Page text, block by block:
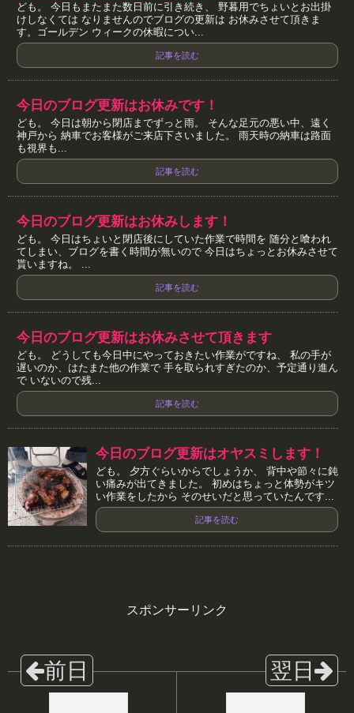
ども。 今日もまたまた数日前に引き続き、 野暮用でちょいとお出掛
けしなくては なりませんのでブログの更新は お休みさせて頂きま
す。ゴールデン ウィークの休暇につい...
記事を読む
今日のブログ更新はお休みです！
ども。 今日は朝から閉店までずっと雨。 そんな足元の悪い中、遠く
神戸から 納車でお客様がご来店下さいました。 雨天時の納車は路面
も視界も...
記事を読む
今日のブログ更新はお休みします！
ども。 今日はちょいと閉店後にしていた作業で時間を 随分と喰われ
てしまい、ブログを書く時間が無いので 今日はちょっとお休みさせて
貰いますね。 ...
記事を読む
今日のブログ更新はお休みさせて頂きます
ども。 どうしても今日中にやっておきたい作業がですね、 私の手が
遅いのか、はたまた他の作業で 手を取られすぎたのか、予定通り進ん
で いないので残...
記事を読む
今日のブログ更新はオヤスミします！
ども。 夕方ぐらいからでしょうか、 背中や節々に鈍
い痛みが出てきました。 初めはちょっと体勢がキツ
い作業をしたから そのせいだと思っていたんです...
記事を読む
スポンサーリンク